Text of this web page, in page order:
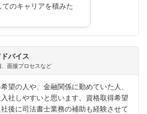
のキャリアを積みた
バイス
面接プロセスなど
望の人や、金融関係に勤めていた人、
社しやすいと思います。資格取得希望
後に司法書士業務の補助も経験させて